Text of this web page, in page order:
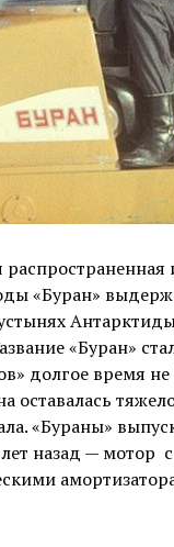
«Буран»
«Буран»
долгое время
оставалась
«Бураны»
назад —